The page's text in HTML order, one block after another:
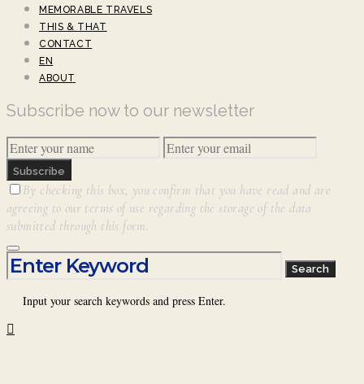
MEMORABLE TRAVELS
THIS & THAT
CONTACT
EN
ABOUT
Subscribe now to our newsletter
Subscribe
By checking this box, you confirm that you have read and are
agreeing to our terms of use regarding the storage of the data
submitted through this form.
Search for:
Search
Input your search keywords and press Enter.